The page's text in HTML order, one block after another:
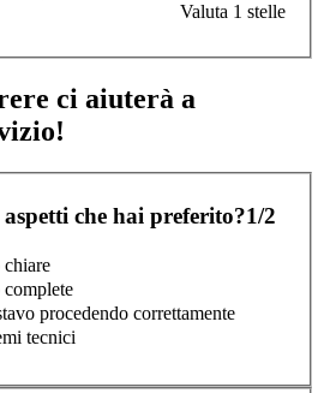
Valuta 1 stelle
ci aiuterà a
che hai preferito?1/2
procedendo correttamente
tecnici